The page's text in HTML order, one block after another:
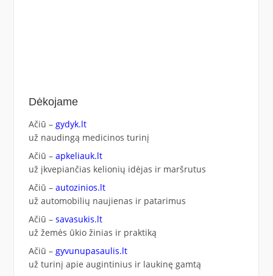
Dėkojame
Ačiū – gydyk.lt
už naudingą medicinos turinį
Ačiū – apkeliauk.lt
už įkvepiančias kelionių idėjas ir maršrutus
Ačiū – autozinios.lt
už automobilių naujienas ir patarimus
Ačiū – savasukis.lt
už žemės ūkio žinias ir praktiką
Ačiū – gyvunupasaulis.lt
už turinį apie augintinius ir laukinę gamtą